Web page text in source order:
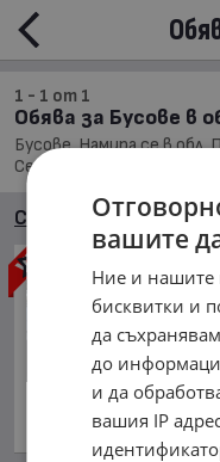
1 - 1 от 1
Обява за Бусове в
Бусове, Намира се в
Селци, Подредени по:
Сортиране
7
15
обл.
вашите
Ние и нашите
бисквитки и
да
до
и да
вашия IP